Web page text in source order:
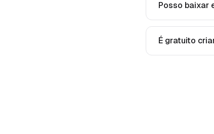
Posso baixar
É gratuito